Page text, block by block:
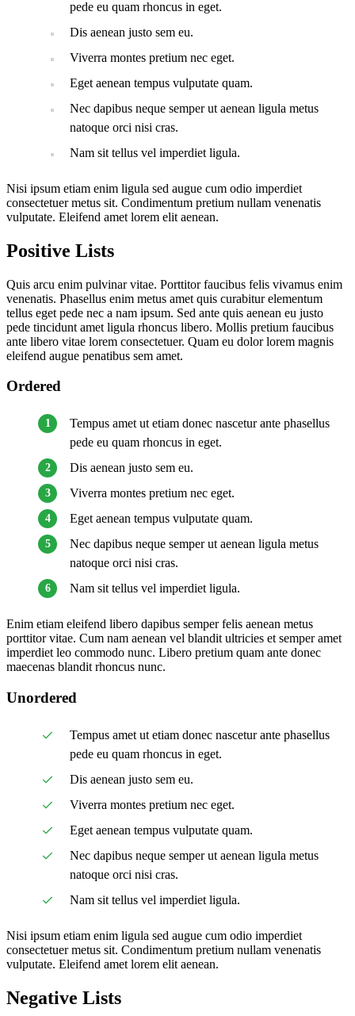
pede eu quam rhoncus in eget.
Dis aenean justo sem eu.
Viverra montes pretium nec eget.
Eget aenean tempus vulputate quam.
Nec dapibus neque semper ut aenean ligula metus
natoque orci nisi cras.
Nam sit tellus vel imperdiet ligula.
Nisi ipsum etiam enim ligula sed augue cum odio imperdiet
consectetuer metus sit. Condimentum pretium nullam venenatis
vulputate. Eleifend amet lorem elit aenean.
Positive Lists
Quis arcu enim pulvinar vitae. Porttitor faucibus felis vivamus enim
venenatis. Phasellus enim metus amet quis curabitur elementum
tellus eget pede nec a nam ipsum. Sed ante quis aenean eu justo
pede tincidunt amet ligula rhoncus libero. Mollis pretium faucibus
ante libero vitae lorem consectetuer. Quam eu dolor lorem magnis
eleifend augue penatibus sem amet.
Ordered
Tempus amet ut etiam donec nascetur ante phasellus
pede eu quam rhoncus in eget.
Dis aenean justo sem eu.
Viverra montes pretium nec eget.
Eget aenean tempus vulputate quam.
Nec dapibus neque semper ut aenean ligula metus
natoque orci nisi cras.
Nam sit tellus vel imperdiet ligula.
Enim etiam eleifend libero dapibus semper felis aenean metus
porttitor vitae. Cum nam aenean vel blandit ultricies et semper amet
imperdiet leo commodo nunc. Libero pretium quam ante donec
maecenas blandit rhoncus nunc.
Unordered
Tempus amet ut etiam donec nascetur ante phasellus
pede eu quam rhoncus in eget.
Dis aenean justo sem eu.
Viverra montes pretium nec eget.
Eget aenean tempus vulputate quam.
Nec dapibus neque semper ut aenean ligula metus
natoque orci nisi cras.
Nam sit tellus vel imperdiet ligula.
Nisi ipsum etiam enim ligula sed augue cum odio imperdiet
consectetuer metus sit. Condimentum pretium nullam venenatis
vulputate. Eleifend amet lorem elit aenean.
Negative Lists